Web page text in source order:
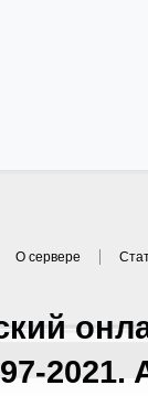
О сервере
2021.